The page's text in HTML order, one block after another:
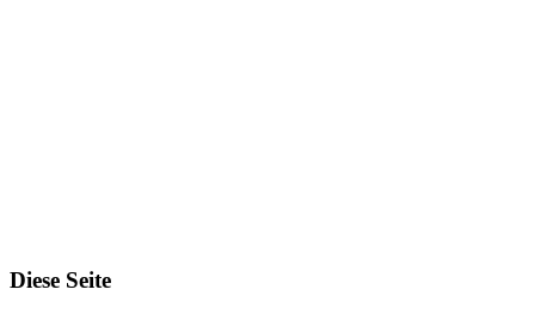
Diese Seite